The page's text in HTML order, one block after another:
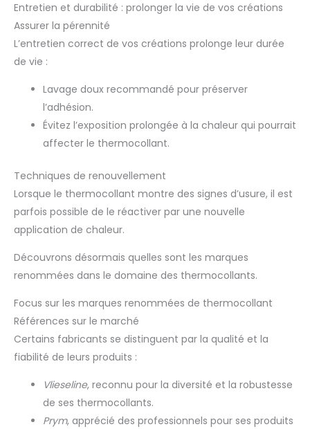
Entretien et durabilité : prolonger la vie de vos créations
Assurer la pérennité
L’entretien correct de vos créations prolonge leur durée
de vie :
Lavage doux recommandé pour préserver
l’adhésion.
Évitez l’exposition prolongée à la chaleur qui pourrait
affecter le thermocollant.
Techniques de renouvellement
Lorsque le thermocollant montre des signes d’usure, il est
parfois possible de le réactiver par une nouvelle
application de chaleur.
Découvrons désormais quelles sont les marques
renommées dans le domaine des thermocollants.
Focus sur les marques renommées de thermocollant
Références sur le marché
Certains fabricants se distinguent par la qualité et la
fiabilité de leurs produits :
Vlieseline, reconnu pour la diversité et la robustesse
de ses thermocollants.
Prym, apprécié des professionnels pour ses produits